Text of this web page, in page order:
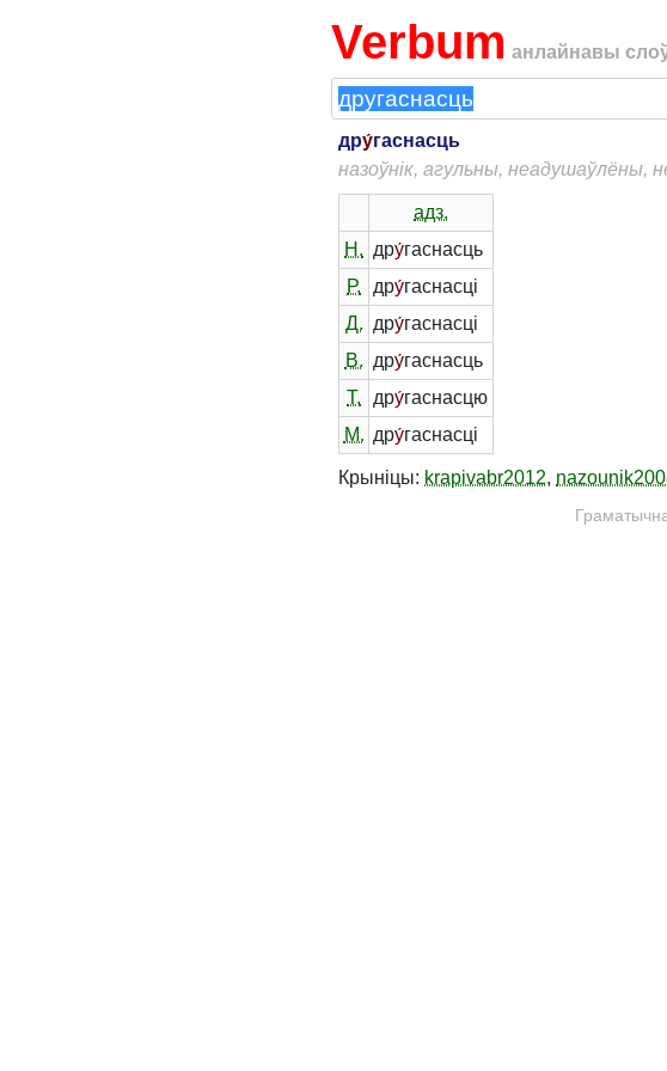
Verbum анлайнавы
дру́гаснасць
назоўнік, агульны, неадушаўлёны,
адз.
Н. дру́гаснасць
Р.
дру́гаснасці
Д. дру́гаснасці
В. дру́гаснасць
Т.
дру́гаснасцю
М. дру́гаснасці
Крыніцы: krapivabr2012,